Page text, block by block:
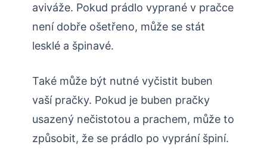
aviváže. Pokud prádlo vyprané v pračce
není dobře ošetřeno, může se stát
lesklé a špinavé.
Také může být nutné vyčistit buben
vaší pračky. Pokud je buben pračky
usazený nečistotou a prachem, může to
způsobit, že se prádlo po vyprání špiní.